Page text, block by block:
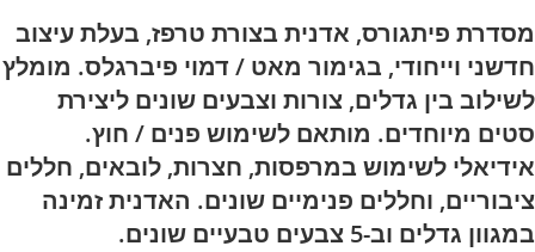
פיתגורס, אדנית בצורת טרפז, בעלת עיצוב
וייחודי, בגימור מאט / דמוי פיברגלס. מומלץ
בין גדלים, צורות וצבעים שונים ליצירת
מיוחדים. מותאם לשימוש פנים / חוץ.
לשימוש במרפסות, חצרות, לובאים, חללים
וחללים פנימיים שונים. האדנית זמינה
גדלים וב-5 צבעים טבעיים שונים.